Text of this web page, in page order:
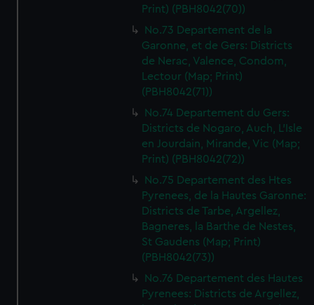
Print) (PBH8042(70))
No.73 Departement de la
Garonne, et de Gers: Districts
de Nerac, Valence, Condom,
Lectour (Map; Print)
(PBH8042(71))
No.74 Departement du Gers:
Districts de Nogaro, Auch, L'Isle
en Jourdain, Mirande, Vic (Map;
Print) (PBH8042(72))
No.75 Departement des Htes
Pyrenees, de la Hautes Garonne:
Districts de Tarbe, Argellez,
Bagneres, la Barthe de Nestes,
St Gaudens (Map; Print)
(PBH8042(73))
No.76 Departement des Hautes
Pyrenees: Districts de Argellez,